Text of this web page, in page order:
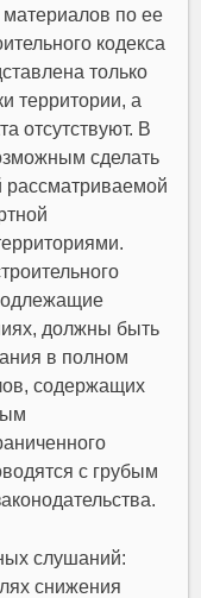
по ее
кодекса
только
территории, а
отсутствуют. В
сделать
рассматриваемой
должны быть
в полном
содержащих
с грубым
слушаний:
снижения